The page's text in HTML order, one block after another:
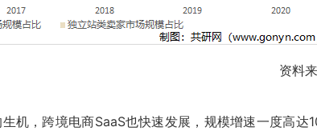
资料
机，跨境电商SaaS也快速发展，规模增速一度高达